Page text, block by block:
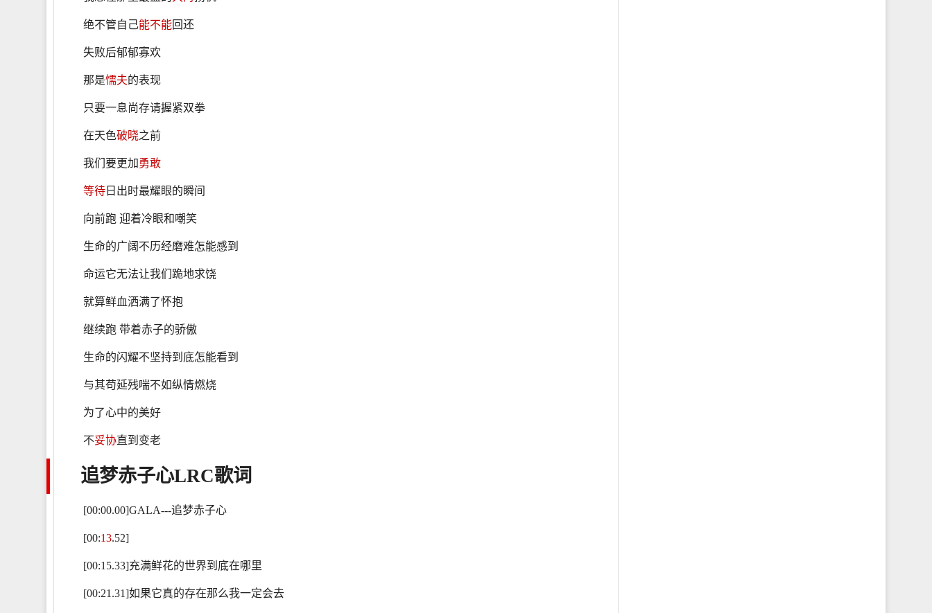
绝不管自己能不能回还
失败后郁郁寡欢
那是懦夫的表现
只要一息尚存请握紧双拳
在天色破晓之前
我们要更加勇敢
等待 日出时最耀眼的瞬间
向前跑 迎着冷眼和嘲笑
生命的广阔不历经磨难怎能感到
命运它无法让我们跪地求饶
就算鲜血洒满了怀抱
继续跑 带着赤子的骄傲
生命的闪耀不坚持到底怎能看到
与其苟延残喘不如纵情燃烧
为了心中的美好
不妥协直到变老
追梦赤子心LRC歌词
[00:00.00]GALA---追梦赤子心
[00:13.52]
[00:15.33]充满鲜花的世界到底在哪里
[00:21.31]如果它真的存在那么我一定会去